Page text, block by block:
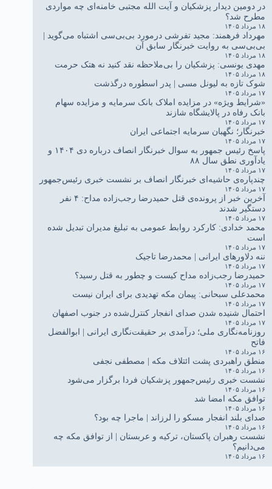
در دومین دیدار پزشکیان و آیت الله مجتبی خامنه‌ای چه مواردی
مطرح شد؟
۱۸ مرداد ۱۴۰۵
مهرداد فرهمند: مجید تفرشی درمورد بی‌بی‌سی اشتباه می‌گوید |
بی‌بی‌سی به روایت خبرنگار سابق آن
۱۸ مرداد ۱۴۰۵
مهدی یونسی: پزشکیان را بی‌ملاحظه نقد کنید نه هتک حرمت
۱۸ مرداد ۱۴۰۵
شوک تازه به لیونل مسی | پدر اسطوره درگذشت
۱۷ مرداد ۱۴۰۵
«شرایط ویژه» در مزایده املاک بانک سرمایه و مزایده سهام
بانک رفاه در پالایشگاه شازند
۱۷ مرداد ۱۴۰۵
خبرنگار؛ نگهبان سرمایه اجتماعی ایران
۱۷ مرداد ۱۴۰۵
پاسخ رئیس جمهور به سوال خبرنگار انصاف درباره دی ۱۴۰۴ و
یادآوری نطق سال ۸۸
۱۷ مرداد ۱۴۰۵
چندپاره‌ی حاشیه‌ای خبرنگار انصاف بر نشست خبری رئیس‌جمهور
۱۷ مرداد ۱۴۰۵
آخرین خبر از پرونده‌ی قتل حمیدرضا رجب‌زاده مداح: ۴ نفر
دستگیر شدند
۱۷ مرداد ۱۴۰۵
محمد خدادی: کارکرد روابط عمومی به تبلیغ مدیران تبدیل شده
است
۱۷ مرداد ۱۴۰۵
ننه دلاورهای ایرانی | محمدرضا تاجیک
۱۷ مرداد ۱۴۰۵
حمیدرضا رجب‌زاده مداح کیست و چطور به قتل رسید؟
۱۷ مرداد ۱۴۰۵
محمدعلی سبحانی: پیمان مکه تهدیدی برای ایران نیست
۱۷ مرداد ۱۴۰۵
احتمال شنیده شدن صدای انفجار کنترل‌شده در جنوب اصفهان
۱۷ مرداد ۱۴۰۵
روزنامه‌نگاری ملی؛ درآمدی بر حقیقت‌نگاری ایرانی | ابوالفضل
فاتح
۱۶ مرداد ۱۴۰۵
منطق راهبردی پشت ائتلاف مکه | مصطفی نجفی
۱۶ مرداد ۱۴۰۵
نشست خبری رئیس‌جمهور پزشکیان فردا برگزار می‌شود
۱۶ مرداد ۱۴۰۵
توافق مکه امضا شد
۱۶ مرداد ۱۴۰۵
صدای بلند انفجار مسکو را لرزاند | ماجرا چه بود؟
۱۶ مرداد ۱۴۰۵
نشست رهبران پاکستان، ترکیه و عربستان | از توافق مکه چه
می‌دانیم؟
۱۶ مرداد ۱۴۰۵